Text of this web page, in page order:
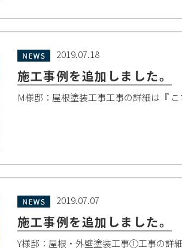
2019.07.18
施工事例を追加しました。
M様邸：屋根塗装工事工事の詳細は『
2019.07.07
施工事例を追加しました。
Y様邸：屋根・外壁塗装工事①工事の詳